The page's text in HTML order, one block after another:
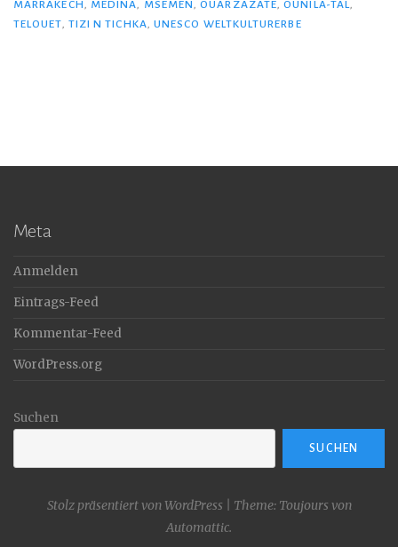
MARRAKECH, MEDINA, MSEMEN,OUARZAZATE,OUNILA-TAL,
TELOUET, TIZI N TICHKA, UNESCO WELTKULTURERBE
Meta
Anmelden
Eintrags-Feed
Kommentar-Feed
WordPress.org
Suchen
SUCHEN
Stolz präsentiert von WordPress
Theme: Toujours von
Automattic.